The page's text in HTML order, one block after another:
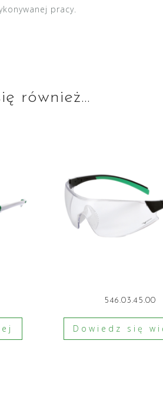
pracy.
również…
546.03.45.00
Dowiedz się